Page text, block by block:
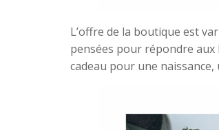
L’offre de la boutique est
pensées pour répondre
cadeau pour une